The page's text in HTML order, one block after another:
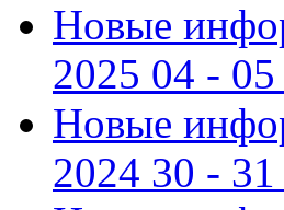
Новые
2025 04 -
Новые
2024 30 -